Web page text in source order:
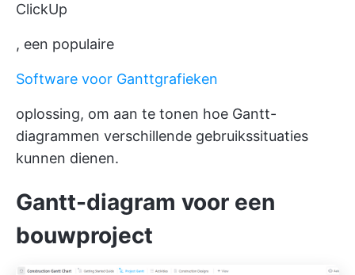
ClickUp
, een populaire
Software voor Ganttgrafieken
oplossing, om aan te tonen hoe Gantt-
diagrammen verschillende gebruikssituaties
kunnen dienen.
Gantt-diagram voor een
bouwproject